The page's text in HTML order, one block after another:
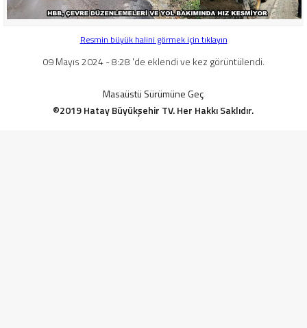
Resmin büyük halini görmek için tıklayın
09 Mayıs 2024 - 8:28 'de eklendi ve kez görüntülendi.
Masaüstü Sürümüne Geç
©2019 Hatay Büyükşehir TV. Her Hakkı Saklıdır.